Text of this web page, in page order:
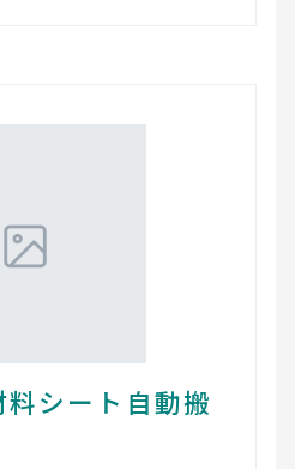
シート自動搬